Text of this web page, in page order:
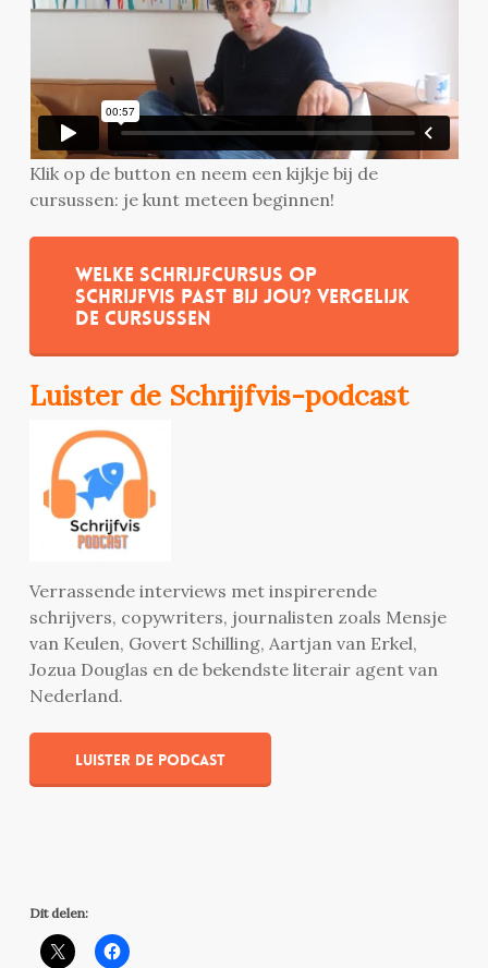
Klik op de button en neem een kijkje bij de
cursussen: je kunt meteen beginnen!
Welke schrijfcursus op
Schrijfvis past bij jou? Vergelijk
de cursussen
Luister de Schrijfvis-podcast
Verrassende interviews met inspirerende
schrijvers, copywriters, journalisten zoals Mensje
van Keulen, Govert Schilling, Aartjan van Erkel,
Jozua Douglas en de bekendste literair agent van
Nederland.
Luister de podcast
Dit delen: